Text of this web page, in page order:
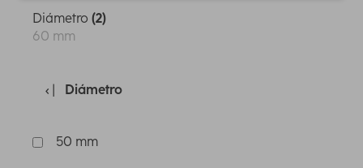
Diámetro (2)
60 mm
Diámetro
50 mm